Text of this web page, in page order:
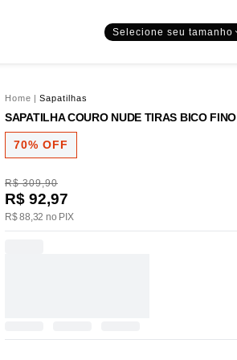
Selecione seu tamanho
Home | Sapatilhas
SAPATILHA COURO NUDE TIRAS BICO FINO
70% OFF
R$ 309,90
R$ 92,97
R$ 88,32 no PIX